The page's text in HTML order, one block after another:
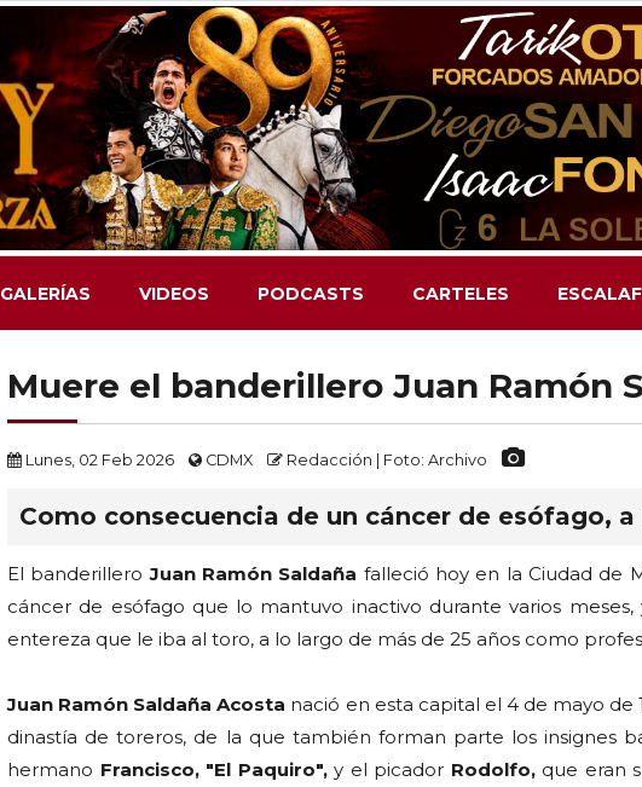
GALERÍAS VIDEOS PODCASTS CARTELES
Muere el banderillero Juan Ramón
Lunes, 02 Feb 2026 CDMX Redacción | Foto: Archivo
Como consecuencia de un cáncer de esófago, a
El banderillero Juan Ramón Saldaña falleció hoy en la Ciudad de
cáncer de esófago que lo mantuvo inactivo durante varios
entereza que le iba al toro, a lo largo de más de 25 años como
Juan Ramón Saldaña Acosta nació en esta capital el 4 de mayo de
dinastía de toreros, de la que también forman parte los insignes
hermano Francisco, "El Paquiro", y el picador Rodolfo, que eran